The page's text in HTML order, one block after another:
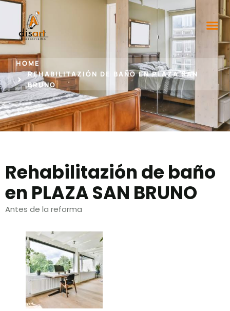
HOME
REHABILITAZIÓN DE BAÑO EN PLAZA SAN
BRUNO
Rehabilitazión de baño
en PLAZA SAN BRUNO
Antes de la reforma